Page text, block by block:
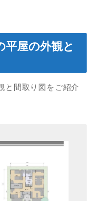
屋の外観と
と間取り図をご紹介